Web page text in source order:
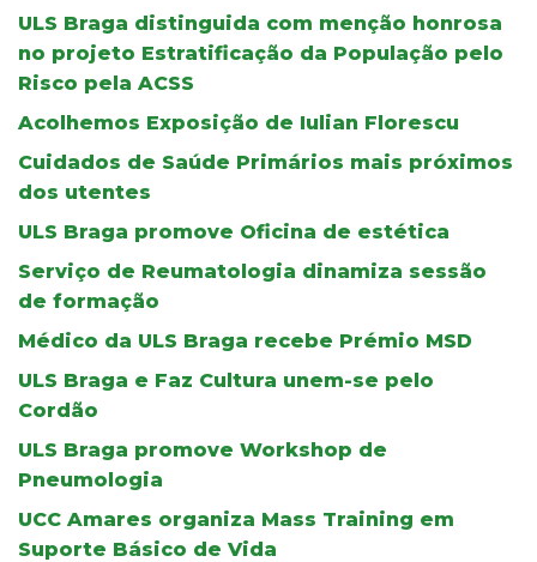
ULS Braga distinguida com menção honrosa
no projeto Estratificação da População pelo
Risco pela ACSS
Acolhemos Exposição de Iulian Florescu
Cuidados de Saúde Primários mais próximos
dos utentes
ULS Braga promove Oficina de estética
Serviço de Reumatologia dinamiza sessão
de formação
Médico da ULS Braga recebe Prémio MSD
ULS Braga e Faz Cultura unem-se pelo
Cordão
ULS Braga promove Workshop de
Pneumologia
UCC Amares organiza Mass Training em
Suporte Básico de Vida